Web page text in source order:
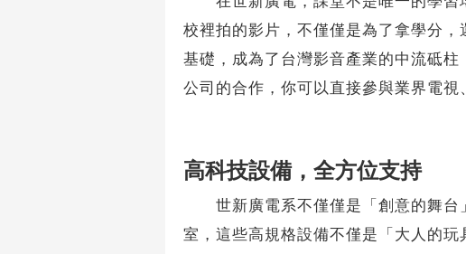
校裡拍的影片，不僅僅是為了拿學分
基礎，成為了台灣影音產業的中流砥
公司的合作，你可以直接參與業界電視
高科技設備，全方位支持
世新廣電系不僅僅是「創意的舞台
室，這些高規格設備不僅是「大人的